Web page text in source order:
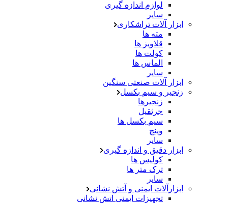
لوازم اندازه گیری
سایر
ابزار آلات تراشکاری
مته ها
قلاویز ها
کولت ها
الماس ها
سایر
ابزار آلات صنعتی سنگین
زنجیر و سیم بکسل
زنجیرها
جرثقیل
سیم بکسل ها
وینچ
سایر
ابزار دقیق و اندازه گیری
کولیس ها
ترک متر ها
سایر
ابزارآلات ایمنی و آتش نشانی
تجهیزات ایمنی اتش نشانی